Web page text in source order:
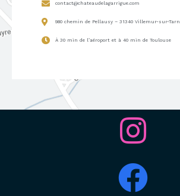
contact@chateaudelagarrigue.com
980 chemin de Pellausy – 31340 Villemur-sur-Tarn
À 30 min de l’aéroport et à 40 min de Toulouse